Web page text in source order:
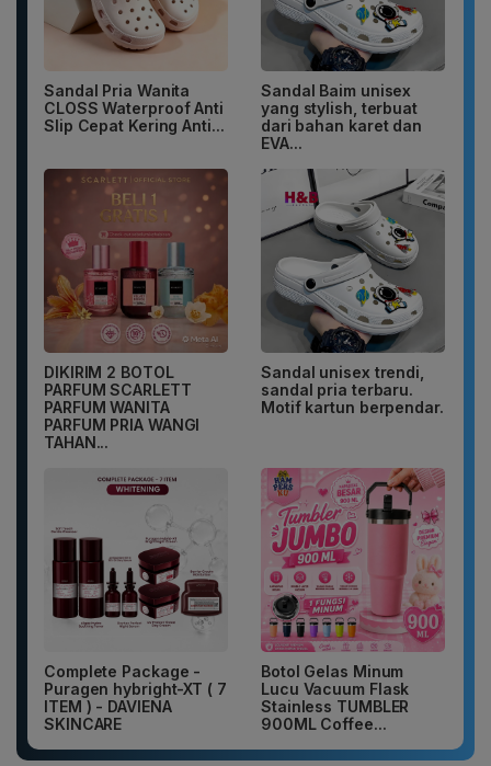
Sandal Pria Wanita
CLOSS Waterproof Anti
Slip Cepat Kering Anti...
Sandal Baim unisex
yang stylish, terbuat
dari bahan karet dan
EVA...
DIKIRIM 2 BOTOL
PARFUM SCARLETT
PARFUM WANITA
PARFUM PRIA WANGI
TAHAN...
Sandal unisex trendi,
sandal pria terbaru.
Motif kartun berpendar.
Complete Package -
Puragen hybright-XT ( 7
ITEM ) - DAVIENA
SKINCARE
Botol Gelas Minum
Lucu Vacuum Flask
Stainless TUMBLER
900ML Coffee...